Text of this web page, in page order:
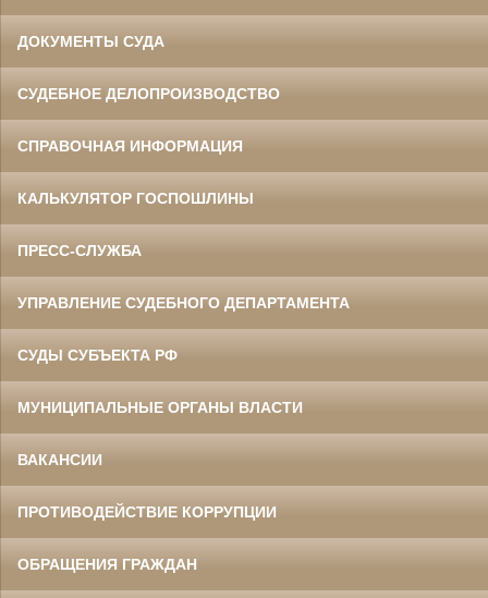
ДОКУМЕНТЫ СУДА
СУДЕБНОЕ ДЕЛОПРОИЗВОДСТВО
СПРАВОЧНАЯ ИНФОРМАЦИЯ
КАЛЬКУЛЯТОР ГОСПОШЛИНЫ
ПРЕСС-СЛУЖБА
УПРАВЛЕНИЕ СУДЕБНОГО ДЕПАРТАМЕНТА
СУДЫ СУБЪЕКТА РФ
МУНИЦИПАЛЬНЫЕ ОРГАНЫ ВЛАСТИ
ВАКАНСИИ
ПРОТИВОДЕЙСТВИЕ КОРРУПЦИИ
ОБРАЩЕНИЯ ГРАЖДАН